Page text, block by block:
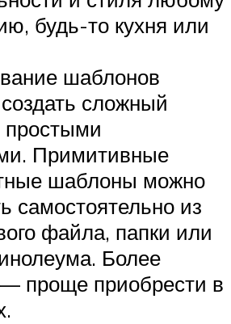
будь-то кухня или
шаблонов
сложный
простыми
Примитивные
шаблоны можно
самостоятельно из
файла, папки или
Более
проще приобрести в